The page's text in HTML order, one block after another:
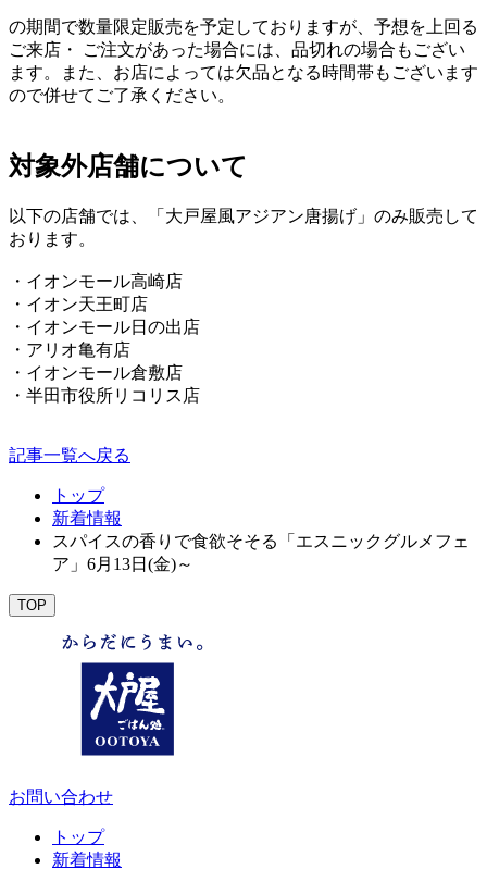
の期間で数量限定販売を予定しておりますが、予想を上回る
ご来店・ ご注文があった場合には、品切れの場合もござい
ます。また、お店によっては欠品となる時間帯もございます
ので併せてご了承ください。
対象外店舗について
以下の店舗では、「大戸屋風アジアン唐揚げ」のみ販売して
おります。
・イオンモール高崎店
・イオン天王町店
・イオンモール日の出店
・アリオ亀有店
・イオンモール倉敷店
・半田市役所リコリス店
記事一覧へ戻る
トップ
新着情報
スパイスの香りで食欲そそる「エスニックグルメフェ
ア」6月13日(金)～
TOP
お問い合わせ
トップ
新着情報